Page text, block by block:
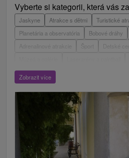
Vyberte si kategorii, která vás
Jaskyne Atrakce s dětmi
Turistické
Planetária a observatória
Bobové dráhy
Adrenalinové atrakcie
Detské
ZOO a zvieracie farmy
Mestské a zámocké parky
Jazerá, plesá, vodné nádrže
Technické
Drevené kostolíky Hrady,
Aquaparky, kúpaliská
Túry a turistické chodníky
Plte, rafting, splavy
Architektonické stavby
Zobrazit více